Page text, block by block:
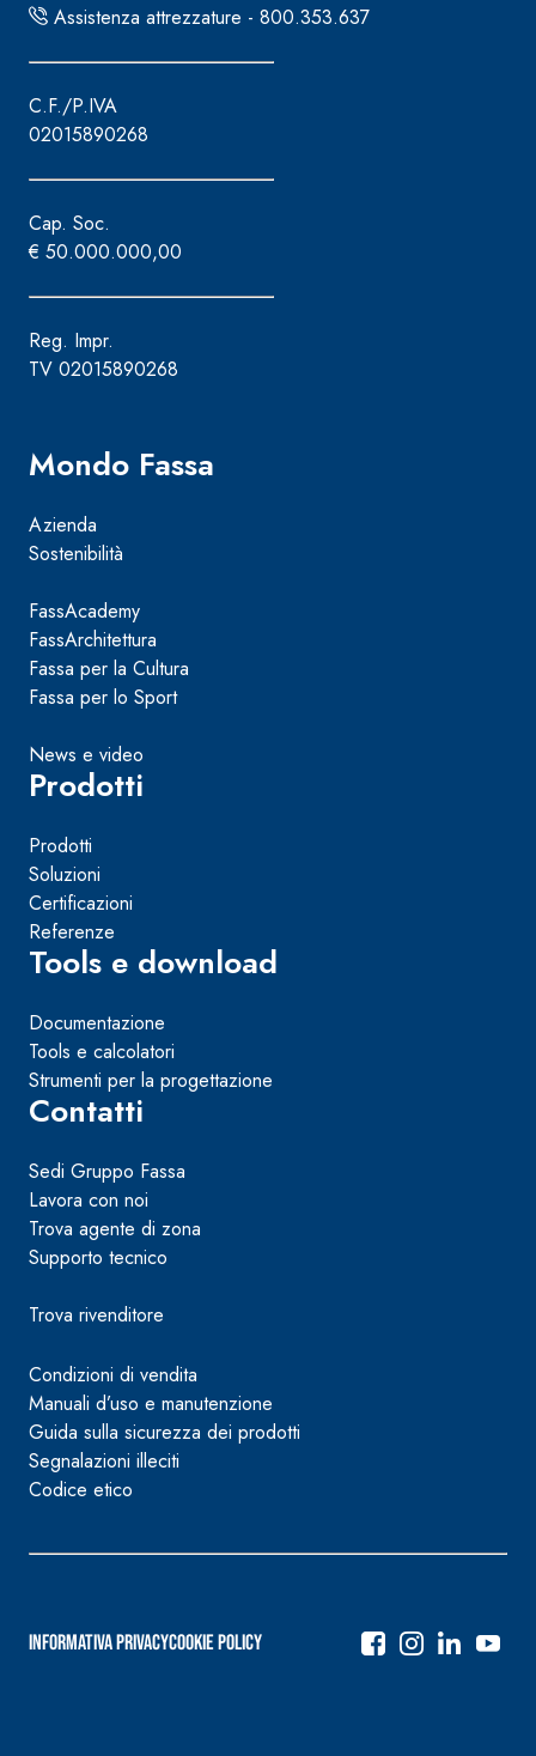
Assistenza attrezzature - 800.353.637
C.F./P.IVA
02015890268
Cap. Soc.
€ 50.000.000,00
Reg. Impr.
TV 02015890268
Mondo Fassa
Azienda
Sostenibilità
FassAcademy
FassArchitettura
Fassa per la Cultura
Fassa per lo Sport
News e video
Prodotti
Prodotti
Soluzioni
Certificazioni
Referenze
Tools e download
Documentazione
Tools e calcolatori
Strumenti per la progettazione
Contatti
Sedi Gruppo Fassa
Lavora con noi
Trova agente di zona
Supporto tecnico
Trova rivenditore
Condizioni di vendita
Manuali d’uso e manutenzione
Guida sulla sicurezza dei prodotti
Segnalazioni illeciti
Codice etico
Informativa PrivacyCookie Policy